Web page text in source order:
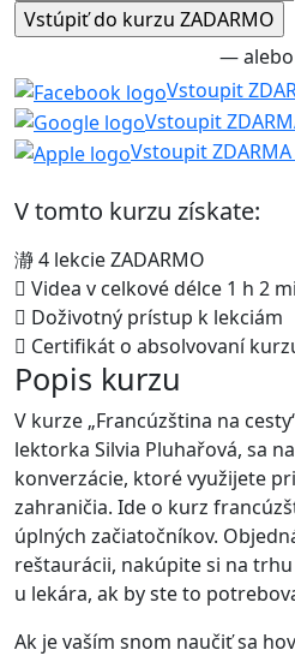
—
Vstoupit
Vstoupit
Vstoupit
V tomto kurzu získate:
4 lekcie ZADARMO
Videa v celkové délce 1 h 2
Doživotný prístup k lekciám
Certifikát o absolvovaní
Popis kurzu
V kurze „Francúzština na
lektorka Silvia Pluhařová, sa
konverzácie, ktoré využijete
zahraničia. Ide o kurz
úplných začiatočníkov.
reštaurácii, nakúpite si na
u lekára, ak by ste to
Ak je vaším snom naučiť sa